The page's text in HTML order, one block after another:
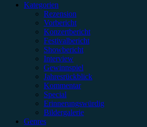
Kategorien
Rezension
Vorbericht
Konzertbericht
Festivalbericht
Showbericht
Interview
Gewinnspiel
Jahresrückblick
Kommentar
Special
Erinnerungswürdig
Bildergalerie
Genres